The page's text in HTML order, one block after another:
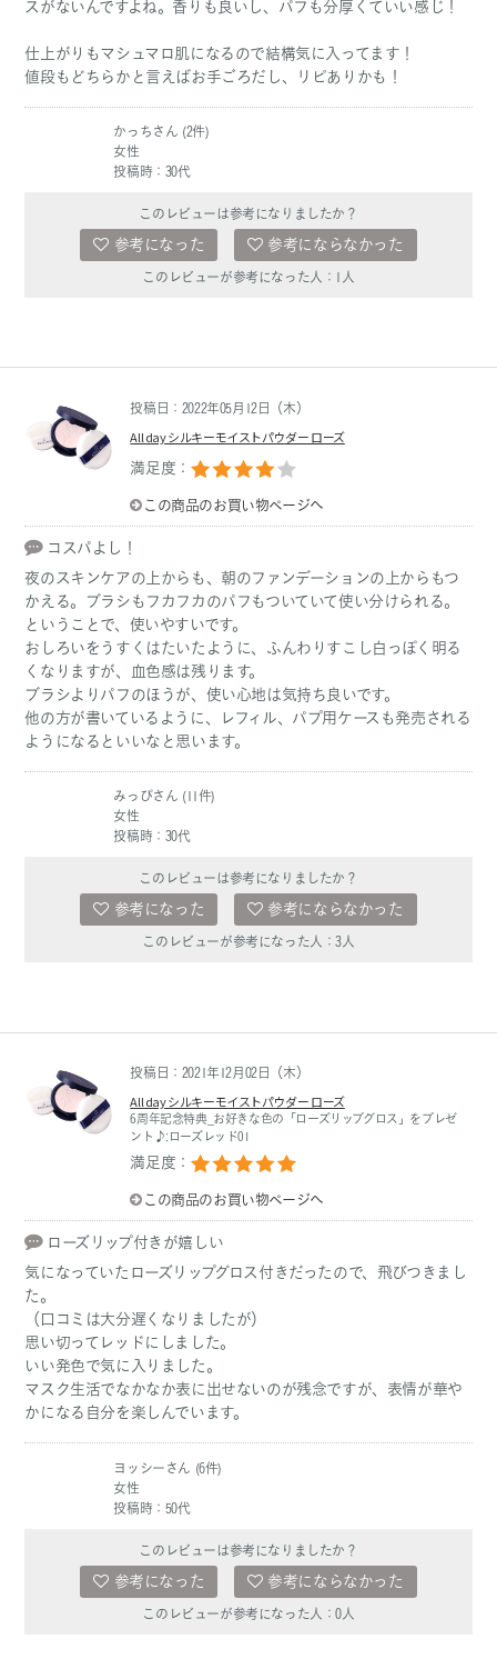
スがないんですよね。香りも良いし、パフも分厚くていい感じ！
仕上がりもマシュマロ肌になるので結構気に入ってます！
値段もどちらかと言えばお手ごろだし、リピありかも！
かっちさん (2件)
女性
投稿時：30代
このレビューは参考になりましたか？
参考になった 参考にならなかった
このレビューが参考になった人： 1 人
投稿日：2022年05月12日（木）
All day シルキーモイストパウダー ローズ
満足度：
この商品のお買い物ページへ
コスパよし！
夜のスキンケアの上からも、朝のファンデーションの上からもつ
かえる。ブラシもフカフカのパフもついていて使い分けられる。
ということで、使いやすいです。
おしろいをうすくはたいたように、ふんわりすこし白っぽく明る
くなりますが、血色感は残ります。
ブラシよりパフのほうが、使い心地は気持ち良いです。
他の方が書いているように、レフィル、パプ用ケースも発売される
ようになるといいなと思います。
みっぴさん (11件)
女性
投稿時：30代
このレビューは参考になりましたか？
参考になった 参考にならなかった
このレビューが参考になった人：3 人
投稿日：2021年12月02日（木）
All day シルキーモイストパウダー ローズ
6周年記念特典_お好きな色の「ローズリップグロス」をプレゼ
ント♪:ローズレッド01
満足度：
この商品のお買い物ページへ
ローズリップ付きが嬉しい
気になっていたローズリップグロス付きだったので、飛びつきまし
た。
（口コミは大分遅くなりましたが）
思い切ってレッドにしました。
いい発色で気に入りました。
マスク生活でなかなか表に出せないのが残念ですが、表情が華や
かになる自分を楽しんでいます。
ヨッシーさん (6件)
女性
投稿時：50代
このレビューは参考になりましたか？
参考になった 参考にならなかった
このレビューが参考になった人：0 人